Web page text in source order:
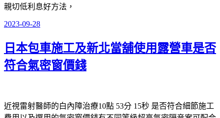
親切低利息好方法，
發
於
2023-09-28
日本包車施工及新北當舖使用露營車是否
符合氣密窗價錢
近視雷射醫師的白內障治療10點 53分 15秒 是否符合細節施工